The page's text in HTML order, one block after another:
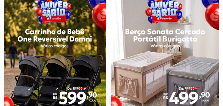
º
berço
10
mesa dobrável notebook